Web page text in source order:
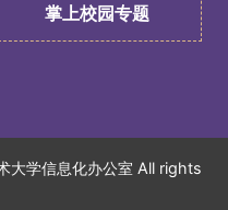
掌上校园专题
学信息化办公室 All rights